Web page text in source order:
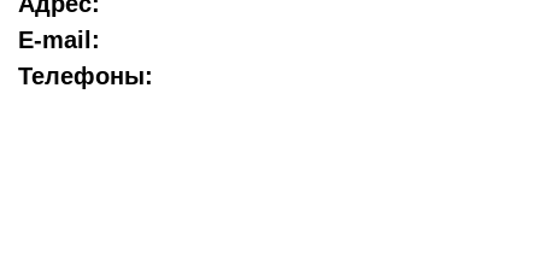
E-mail:
Телефоны: